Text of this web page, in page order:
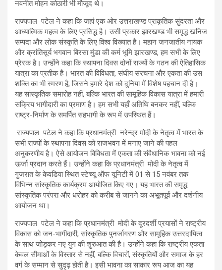
नवनीत मोहन कोठारी भी मौजूद थे।
राज्यपाल पटेल ने कहा कि जहां एक ओर उत्तराखण्ड प्राकृतिक सुंदरता और
आध्यात्मिक महत्व के लिए प्रसिद्ध है। उसी प्रकार झारखण्ड भी समृद्ध खनिज
सम्पदा और लोक संस्कृति के लिए विश्व विख्यात है। महान जनजातीय नायक
और क्रांतिसूर्य भगवान बिरसा मुंडा की कर्म भूमि झारखण्ड, हम सभी के लिए
प्रेरक है। उन्होंने कहा कि स्थापना दिवस दोनों राज्यों के गठन की ऐतिहासिक
यात्रा का प्रतीक है। भारत की विविधता, संघीय संरचना और एकता की उस
शक्ति का भी स्मरण है, जिसने हमारे देश को दुनिया में विशेष पहचान दी है।
यह सांस्कृतिक समारोह नहीं, बल्कि भारत की सामूहिक विकास यात्रा में हमारी
सक्रिय भागीदारी का प्रमाण है। हम सभी यहाँ अतिथि बनकर नहीं, बल्कि
राष्ट्र-निर्माण के समर्पित सहभागी के रूप में उपस्थित हैं।
राज्यपाल पटेल ने कहा कि प्रधानमंत्री नरेन्द्र मोदी के नेतृत्व में भारत के
सभी राज्यों के स्थापना दिवस को राजभवन में मनाए जाने की पहल
अनुकरणीय है। ऐसे आयोजन विविधता में एकता की संवैधानिक भावना को नई
ऊर्जा प्रदान करते हैं। उन्होंने कहा कि प्रधानमंत्री मोदी के नेतृत्व में
गुजरात के केवडिया स्थित स्टेच्यू ऑफ यूनिटी में 01 से 15 नवंबर तक
विभिन्न सांस्कृतिक कार्यक्रम आयोजित किए गए। यह भारत की समृद्ध
सांस्कृतिक परंपरा और धरोहर को करीब से जानने का अभूतपूर्व और दर्शनीय
आयोजन था।
राज्यपाल पटेल ने कहा कि प्रधानमंत्री मोदी के दूरदर्शी प्रयासों ने राष्ट्रीय
विकास को जन-भागीदारी, सांस्कृतिक पुनर्जागरण और सामूहिक उत्तरदायित्व
के साथ जोड़कर नए युग की शुरुआत की है। उन्होंने कहा कि राष्ट्रीय एकता
केवल सीमाओं के विस्तार से नहीं, बल्कि विचारों, संस्कृतियों और समाज के हर
वर्ग के सम्मान से सुदृढ़ होती है। इसी भावना का साकार रूप आज का यह